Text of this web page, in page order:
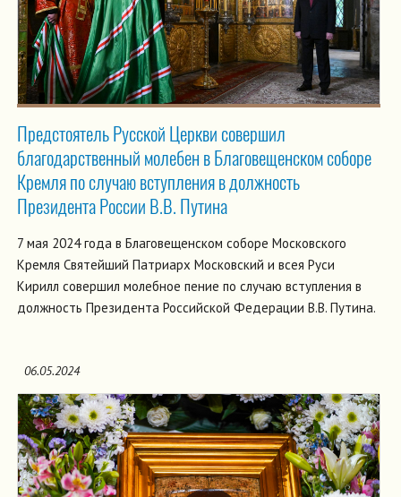
Предстоятель Русской Церкви совершил
благодарственный молебен в Благовещенском соборе
Кремля по случаю вступления в должность
Президента России В.В. Путина
7 мая 2024 года в Благовещенском соборе Московского
Кремля Святейший Патриарх Московский и всея Руси
Кирилл совершил молебное пение по случаю вступления в
должность Президента Российской Федерации В.В. Путина.
06.05.2024